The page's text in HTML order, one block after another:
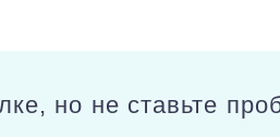
но не ставьте